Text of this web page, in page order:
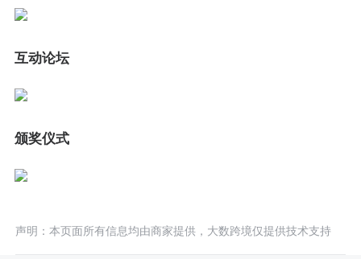
互动论坛
颁奖仪式
声明：本页面所有信息均由商家提供，大数跨境仅提供技术支持